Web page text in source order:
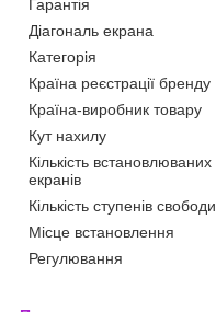
Гарантія
Діагональ екрана
Категорія
Країна реєстрації бренду
Країна-виробник товару
Кут нахилу
Кількість встановлюваних
екранів
Кількість ступенів свободи
Місце встановлення
Регулювання